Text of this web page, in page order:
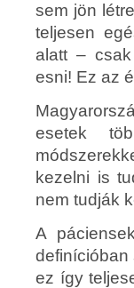
sem jön
teljesen
alatt – csak
esni! Ez az
esetek
kezelni is
nem tudják
A
definícióban
ez így